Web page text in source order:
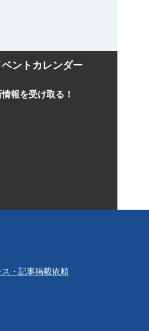
ントカレンダー
報を受け取る！
・記事掲載依頼